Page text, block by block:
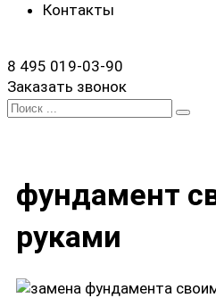
Контакты
8 495 019-03-90
Заказать звонок
Search
фундамент
руками